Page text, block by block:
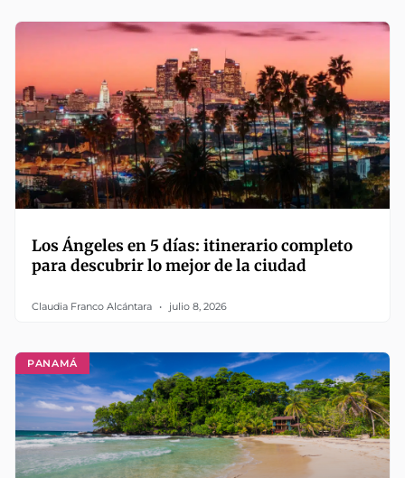
Los Ángeles en 5 días: itinerario completo
para descubrir lo mejor de la ciudad
Claudia Franco Alcántara julio 8, 2026
PANAMÁ